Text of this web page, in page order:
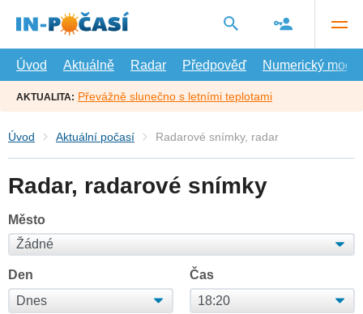
hlavní
Úvod
Aktuálně Radar Předpověď Numerický model
AKTUALITA: Převážně slunečno s letními teplotami
Úvod Aktuální počasí Radarové snímky, radar
Radar, radarové snímky
Město
Den Čas